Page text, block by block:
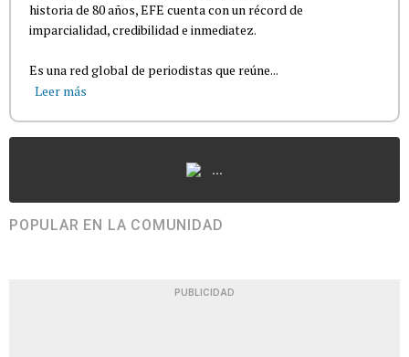
historia de 80 años, EFE cuenta con un récord de
imparcialidad, credibilidad e inmediatez.
Es una red global de periodistas que reúne...
Leer más
...
POPULAR EN LA COMUNIDAD
PUBLICIDAD